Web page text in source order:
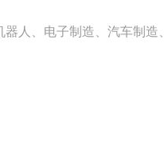
人、电子制造、汽车制造